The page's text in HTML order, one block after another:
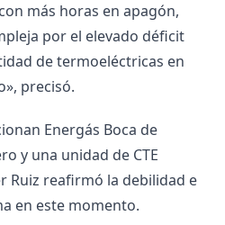
más horas en apagón,
por el elevado déficit
de termoeléctricas en
precisó.
Energás Boca de
y una unidad de CTE
Ruiz reafirmó la debilidad e
en este momento.